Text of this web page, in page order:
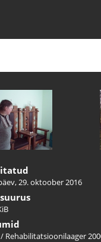
29. oktoober 2016
/ Rehabilitatsioonilaager